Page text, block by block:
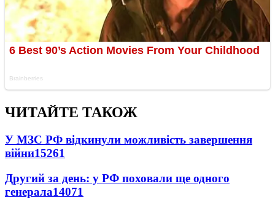
ЧИТАЙТЕ ТАКОЖ
У МЗС РФ відкинули можливість завершення
війни15261
Другий за день: у РФ поховали ще одного
генерала14071